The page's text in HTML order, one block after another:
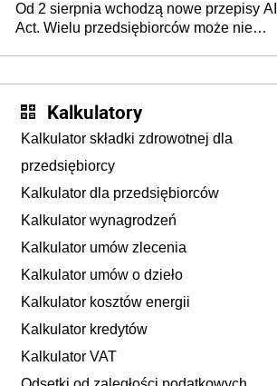
darowizna, ale podatku jednak nie będzie
Od 2 sierpnia wchodzą nowe przepisy AI
Act. Wielu przedsiębiorców może nie
Kalkulatory
Kalkulator składki zdrowotnej dla
przedsiębiorcy
Kalkulator dla przedsiębiorców
Kalkulator wynagrodzeń
Kalkulator umów zlecenia
Kalkulator umów o dzieło
Kalkulator kosztów energii
Kalkulator kredytów
Kalkulator VAT